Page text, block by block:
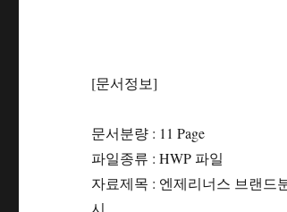
[문서정보]
문서분량 : 11 Page
파일종류 : HWP 파일
자료제목 : 엔제리너스 브랜드
시